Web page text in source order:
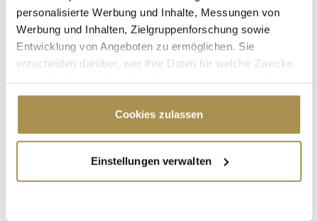
personalisierte Werbung und Inhalte, Messungen von
Werbung und Inhalten, Zielgruppenforschung sowie
Entwicklung von Angeboten zu ermöglichen. Sie
entscheiden darüber, wer Ihre Daten für welche Zwecke
Cookie-Erklärung oder durch Klicken auf das Privacy
Trigger Symbol ändern oder widerrufen
Informationen über Ihre geografische Lage
erfassen, welche bis auf einige Meter genau sein
Cookies zulassen
Einstellungen verwalten